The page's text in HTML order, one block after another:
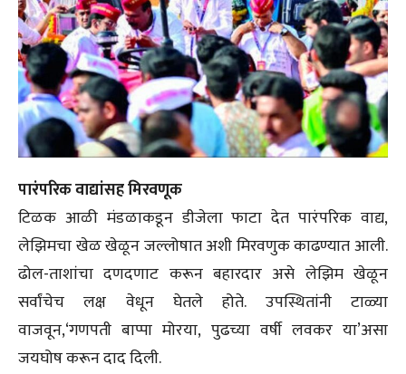
पारंपरिक वाद्यांसह मिरवणूक
टिळक आळी मंडळाकडून डीजेला फाटा देत पारंपरिक वाद्य,
लेझिमचा खेळ खेळून जल्लोषात अशी मिरवणुक काढण्यात आली.
ढोल-ताशांचा दणदणाट करून बहारदार असे लेझिम खेळून
सर्वांचेच लक्ष वेधून घेतले होते. उपस्थितांनी टाळ्या
वाजवून,‘गणपती बाप्पा मोरया, पुढच्या वर्षी लवकर या’असा
जयघोष करून दाद दिली.